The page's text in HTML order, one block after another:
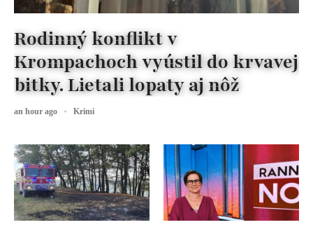
Rodinný konflikt v
Krompachoch vyústil do krvavej
bitky. Lietali lopaty aj nôž
an hour ago Krimi